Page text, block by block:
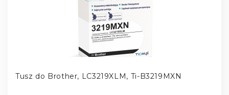
Tusz do Brother, LC3219XLM, Ti-B3219MXN